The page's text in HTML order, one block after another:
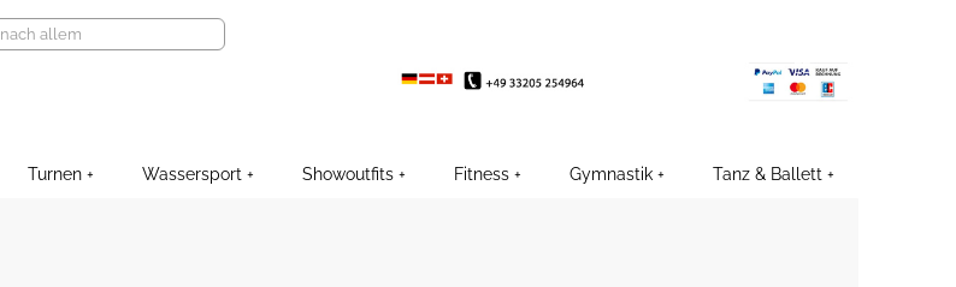
EE
Turnen Wassersport Showoutfits Fitness Gymnastik Tanz & Ballett